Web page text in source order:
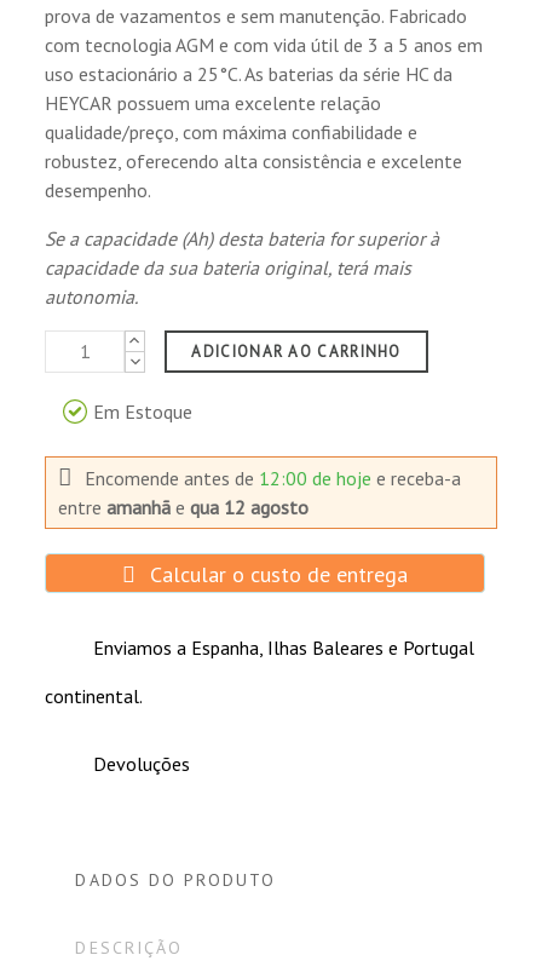
prova de vazamentos e sem manutenção. Fabricado
com tecnologia AGM e com vida útil de 3 a 5 anos em
uso estacionário a 25°C. As baterias da série HC da
HEYCAR possuem uma excelente relação
qualidade/preço, com máxima confiabilidade e
robustez, oferecendo alta consistência e excelente
desempenho.
Se a capacidade (Ah) desta bateria for superior à
capacidade da sua bateria original, terá mais
autonomia.
ADICIONAR AO CARRINHO
Em Estoque
Encomende antes de 12:00 de hojee receba-a
entreamanhã equa 12 agosto
Calcular o custo de entrega
Enviamos a Espanha, Ilhas Baleares e Portugal
continental.
Devoluções
DADOS DO PRODUTO
DESCRIÇÃO